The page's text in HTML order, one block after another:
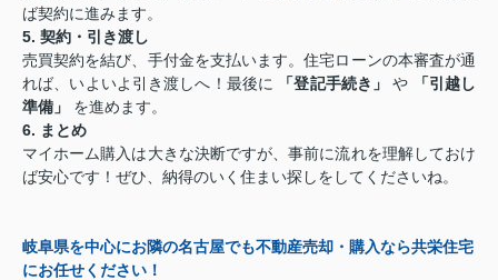
ば契約に進みます。
5. 契約・引き渡し
売買契約を結び、手付金を支払います。住宅ローンの本審査が通
れば、いよいよ引き渡しへ！最後に
「登記手続き」 や
「引越し
準備」
を進めます。
6. まとめ
マイホーム購入は大きな決断ですが、事前に流れを理解しておけ
ば安心です！ぜひ、納得のいく住まい探しをしてくださいね。
岐阜県を中心にお隣の名古屋でも不動産売却・購入なら共栄住宅
にお任せください！